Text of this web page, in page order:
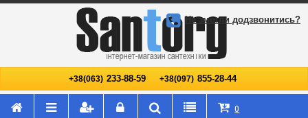
+38(063) 233-88-59 +38(097) 855-28-44
Не змогли додзвонитись?
0